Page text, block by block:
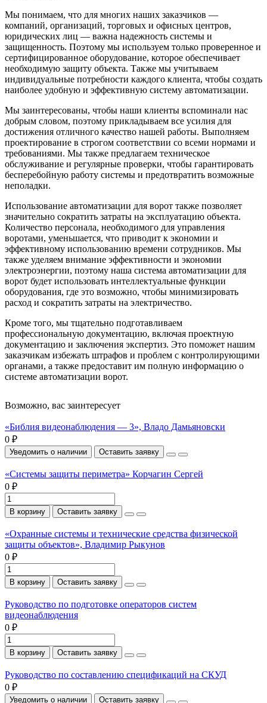
Мы понимаем, что для многих наших заказчиков —
компаний, организаций, торговых и офисных центров,
юридических лиц — важна надежность системы и
защищенность. Поэтому мы используем только проверенное и
сертифицированное оборудование, которое обеспечивает
необходимую защиту объекта. Также мы учитываем
индивидуальные потребности каждого клиента, чтобы создать
наиболее удобную и эффективную систему автоматизации.
Мы заинтересованы, чтобы наши клиенты вспоминали нас
добрым словом, поэтому прикладываем все усилия для
достижения отличного качество нашей работы. Выполняем
проектирование в строгом соответствии со всеми нормами и
требованиями. Мы также предлагаем техническое
обслуживание и регулярные проверки, чтобы гарантировать
бесперебойную работу системы и предотвратить возможные
неполадки.
Использование автоматизации для ворот также позволяет
значительно сократить затраты на эксплуатацию объекта.
Количество персонала, необходимого для управления
воротами, уменьшается, что приводит к экономии и
эффективному использованию времени сотрудников. Мы
также уделяем внимание эффективности и экономии
электроэнергии, поэтому наша система автоматизации для
ворот будет использовать интеллектуальные функции
оборудования, где это возможно, чтобы минимизировать
расход и сократить затраты на электричество.
Кроме того, мы тщательно подготавливаем
профессиональную документацию, включая проектную
документацию и заключения экспертиз. Это поможет нашим
заказчикам избежать штрафов и проблем с контролирующими
органами, а также предоставит им полную информацию о
системе автоматизации ворот.
Возможно, вас заинтересует
«Библия видеонаблюдения — 3», Владо Дамьяновски
0 ₽
Уведомить о наличии Оставить заявку
«Системы защиты периметра» Корчагин Сергей
0 ₽
В корзину Оставить заявку
«Охранные системы и технические средства физической
защиты объектов», Владимир Рыкунов
0 ₽
В корзину Оставить заявку
Руководство по подготовке операторов систем
видеонаблюдения
0 ₽
В корзину Оставить заявку
Руководство по составлению спецификаций на СКУД
0 ₽
Уведомить о наличии Оставить заявку